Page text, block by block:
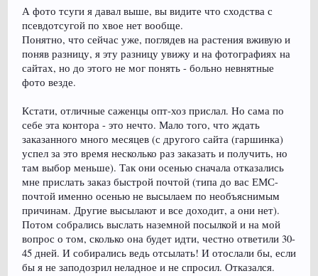
А фото тсуги я давал выше, вы видите что сходства с
псевдотсугой по хвое нет вообще.
Понятно, что сейчас уже, поглядев на растения вживую и
поняв разницу, я эту разницу увижу и на фотографиях на
сайтах, но до этого не мог понять - больно невнятные
фото везде.
Кстати, отличные саженцы опт-хоз прислал. Но сама по
себе эта контора - это нечто. Мало того, что ждать
заказанного много месяцев (с другого сайта (гаршинка)
успел за это время несколько раз заказать и получить, но
там выбор меньше). Так они осенью сначала отказались
мне прислать заказ быстрой почтой (типа до вас ЕМС-
почтой именно осенью не высылаем по необъяснимым
причинам. Другие высылают и все доходит, а они нет).
Потом собрались выслать наземной посылкой и на мой
вопрос о том, сколько она будет идти, честно ответили 30-
45 дней. И собирались ведь отсылать! И отослали бы, если
бы я не заподозрил неладное и не спросил. Отказался.